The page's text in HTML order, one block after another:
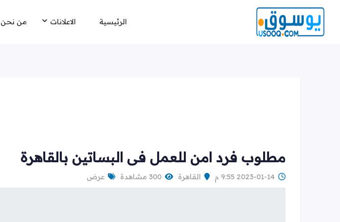
content
الرئيسية الاعلانات من نحن
مطلوب فرد امن للعمل فى البساتين بالقاهرة
2023-01-14 9:55 م القاهرة 300 مشاهدة عرض